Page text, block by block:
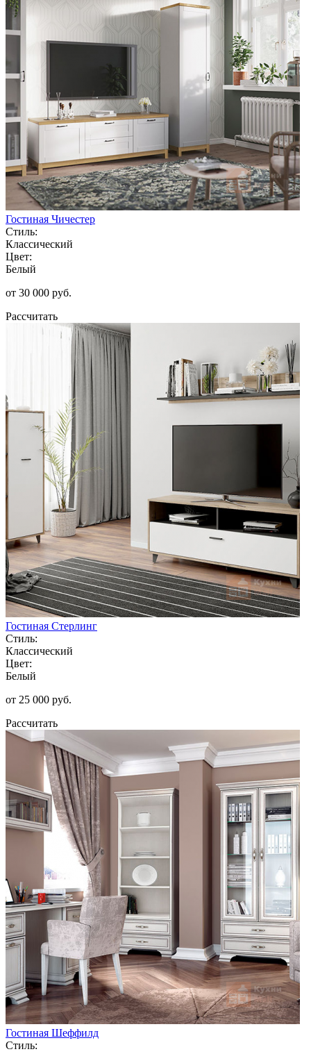
Гостиная Чичестер
Стиль:
Классический
Цвет:
Белый
от 30 000 руб.
Рассчитать
Гостиная Стерлинг
Стиль:
Классический
Цвет:
Белый
от 25 000 руб.
Рассчитать
Гостиная Шеффилд
Стиль: